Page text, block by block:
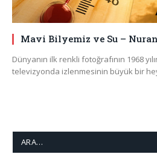
Mavi Bilyemiz ve Su –
Dünyanın ilk renkli fotoğrafının 1968
televizyonda izlenmesinin büyük bir
ARA…